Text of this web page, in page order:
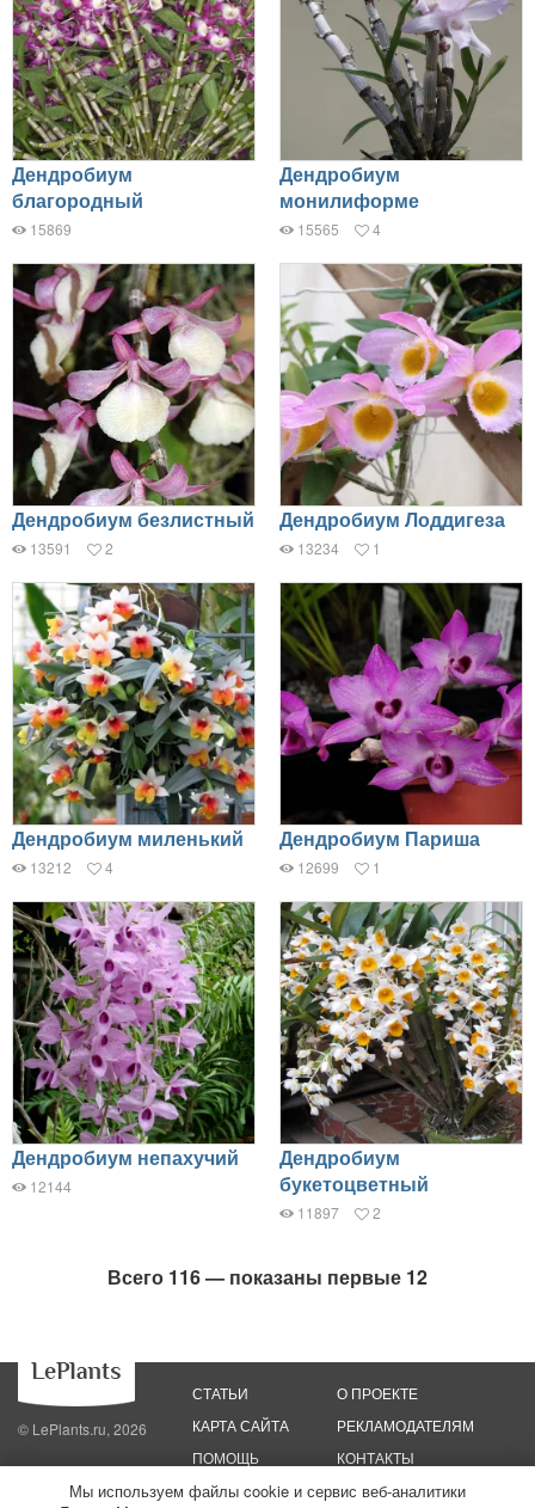
Дендробиум
благородный
15869
Дендробиум
монилиформе
15565 4
Дендробиум безлистный
13591 2
Дендробиум Лоддигеза
13234 1
Дендробиум миленький
13212 4
Дендробиум Париша
12699 1
Дендробиум непахучий
12144
Дендробиум
букетоцветный
11897 2
Всего 116 — показаны первые 12
© LePlants.ru, 2026
СТАТЬИ
КАРТА САЙТА
ПОМОЩЬ
О ПРОЕКТЕ
РЕКЛАМОДАТЕЛЯМ
КОНТАКТЫ
Мы используем файлы cookie и сервис веб-аналитики